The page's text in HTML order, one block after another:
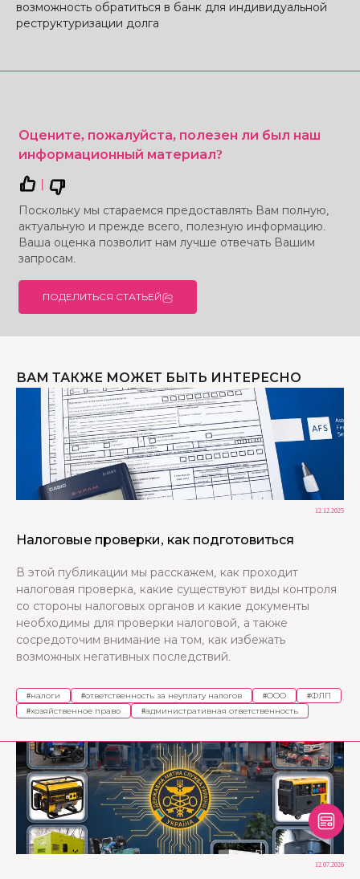
возможность обратиться в банк для индивидуальной
реструктуризации долга
Оцените, пожалуйста, полезен ли был наш
информационный материал?
|
Поскольку мы стараемся предоставлять Вам полную,
актуальную и прежде всего, полезную информацию.
Ваша оценка позволит нам лучше отвечать Вашим
запросам.
ПОДЕЛИТЬСЯ СТАТЬЕЙ
ВАМ ТАКЖЕ МОЖЕТ БЫТЬ ИНТЕРЕСНО
12.12.2025
Налоговые проверки, как подготовиться
В этой публикации мы расскажем, как проходит
налоговая проверка, какие существуют виды контроля
со стороны налоговых органов и какие документы
необходимы для проверки налоговой, а также
сосредоточим внимание на том, как избежать
возможных негативных последствий.
#налоги #ответственность за неуплату налогов #ООО #ФЛП
#хозяйственное право #административная ответственность
12.07.2026